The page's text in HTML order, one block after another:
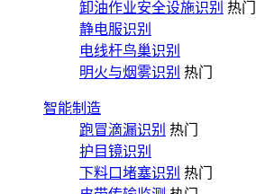
卸油作业安全设施识别 热门
静电服识别
电线杆鸟巢识别
明火与烟雾识别 热门
智能制造
跑冒滴漏识别 热门
护目镜识别
下料口堵塞识别 热门